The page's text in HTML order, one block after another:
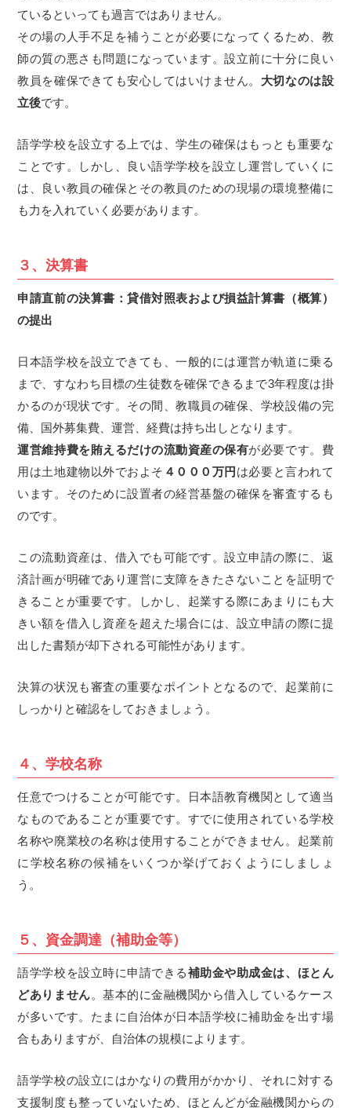
ているといっても過言ではありません。
その場の人手不足を補うことが必要になってくるため、教
師の質の悪さも問題になっています。設立前に十分に良い
教員を確保できても安心してはいけません。 大切なのは設
立後です。
語学学校を設立する上では、学生の確保はもっとも重要な
ことです。しかし、良い語学学校を設立し運営していくに
は、良い教員の確保とその教員のための現場の環境整備に
も力を入れていく必要があります。
３、決算書
申請直前の決算書：貸借対照表および損益計算書（概算）
の提出
日本語学校を設立できても、一般的には運営が軌道に乗る
まで、すなわち目標の生徒数を確保できるまで3年程度は掛
かるのが現状です。その間、教職員の確保、学校設備の完
備、国外募集費、運営、経費は持ち出しとなります。
運営維持費を賄えるだけの流動資産の保有が必要です。費
用は土地建物以外でおよそ ４０００万円 は必要と言われて
います。そのために設置者の経営基盤の確保を審査するも
のです。
この流動資産は、借入でも可能です。設立申請の際に、返
済計画が明確であり運営に支障をきたさないことを証明で
きることが重要です。しかし、起業する際にあまりにも大
きい額を借入し資産を超えた場合には、設立申請の際に提
出した書類が却下される可能性があります。
決算の状況も審査の重要なポイントとなるので、起業前に
しっかりと確認をしておきましょう。
４、学校名称
任意でつけることが可能です。日本語教育機関として適当
なものであることが重要です。すでに使用されている学校
名称や廃業校の名称は使用することができません。起業前
に学校名称の候補をいくつか挙げておくようにしましょ
う。
５、資金調達（補助金等）
語学学校を設立時に申請できる補助金や助成金は、ほとん
どありません。基本的に金融機関から借入しているケース
が多いです。たまに自治体が日本語学校に補助金を出す場
合もありますが、自治体の規模によります。
語学学校の設立にはかなりの費用がかかり、それに対する
支援制度も整っていないため、ほとんどが金融機関からの